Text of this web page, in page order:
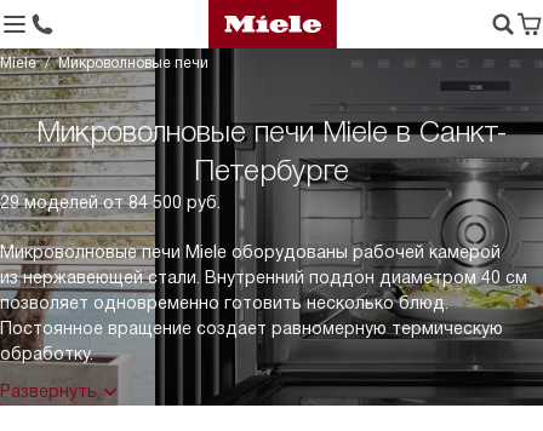
Miele Микроволновые печи
Микроволновые печи Miele в Санкт-
Петербурге
29 моделей от 84 500 руб.
Микроволновые печи Miele оборудованы рабочей камерой
из нержавеющей стали. Внутренний поддон диаметром 40 см
позволяет одновременно готовить несколько блюд.
Постоянное вращение создает равномерную термическую
обработку.
Развернуть